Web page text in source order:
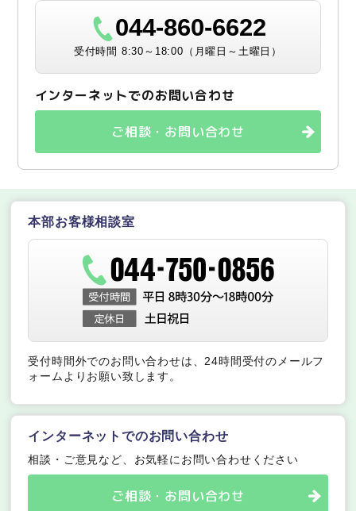
044-860-6622
受付時間 8:30～18:00（月曜日～土曜日）
インターネットでのお問い合わせ
ご相談・お問い合わせ
本部お客様相談室
受付時間外でのお問い合わせは、24時間受付のメールフ
ォームよりお願い致します。
インターネットでのお問い合わせ
相談・ご意見など、お気軽にお問い合わせください
ご相談・お問い合わせ